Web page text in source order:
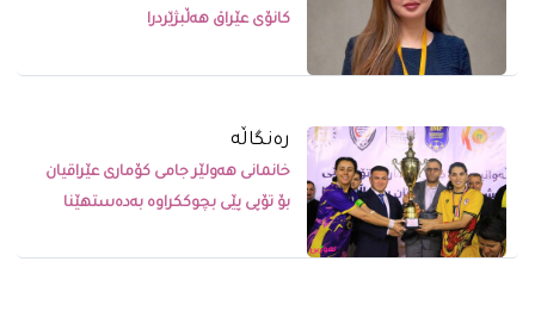
کانۆى عێراق هەڵبژێردرا
رەنگاڵە
خانمانی هەولێر جامی کۆماری عێراقیان
بۆ تۆپی پێی بچوککراوە بەدەستهێنا